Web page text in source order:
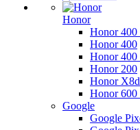
Honor
Honor 400
Honor 400
Honor 400
Honor 200
Honor X8d
Honor 600
Google
Google